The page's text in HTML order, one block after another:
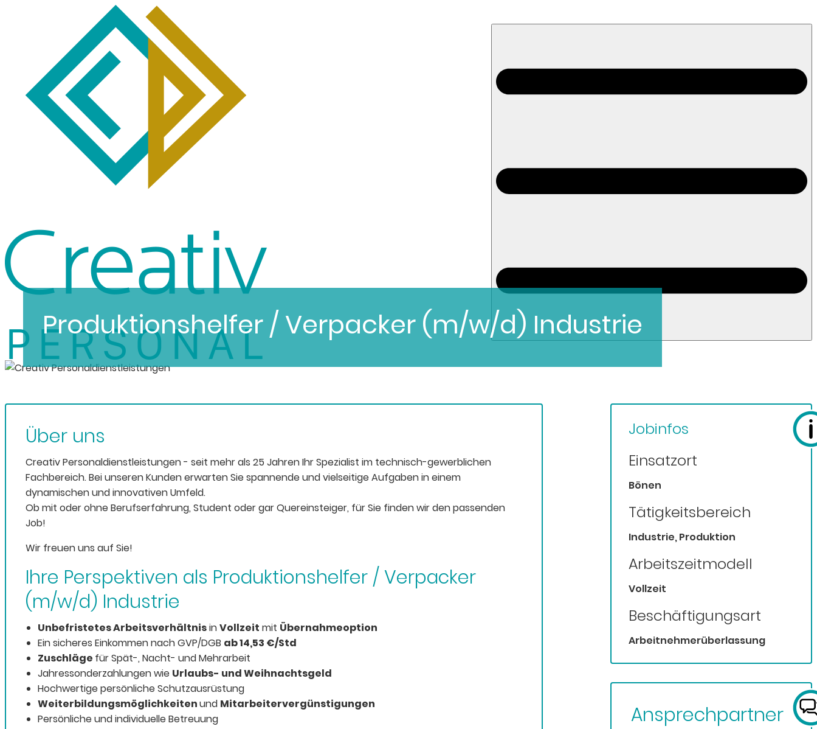
Produktionshelfer / Verpacker (m/w/d) Industrie
Über uns
Creativ Personaldienstleistungen - seit mehr als 25 Jahren Ihr Spezialist im technisch-gewerblichen
Fachbereich. Bei unseren Kunden erwarten Sie spannende und vielseitige Aufgaben in einem
dynamischen und innovativen Umfeld.
Ob mit oder ohne Berufserfahrung, Student oder gar Quereinsteiger, für Sie finden wir den passenden
Job!
Wir freuen uns auf Sie!
Ihre Perspektiven als Produktionshelfer / Verpacker
(m/w/d) Industrie
Unbefristetes ArbeitsverhältnisinVollzeit mit Übernahmeoption
Ein sicheres Einkommen nach GVP/DGB ab 14,53 €/Std
Zuschläge für Spät-, Nacht- und Mehrarbeit
Jahressonderzahlungen wie Urlaubs- und Weihnachtsgeld
Hochwertige persönliche Schutzausrüstung
Weiterbildungsmöglichkeitenund Mitarbeitervergünstigungen
Persönliche und individuelle Betreuung
Jobinfos
Einsatzort
Bönen
Tätigkeitsbereich
Industrie, Produktion
Arbeitszeitmodell
Vollzeit
Beschäftigungsart
Arbeitnehmerüberlassung
Ansprechpartner